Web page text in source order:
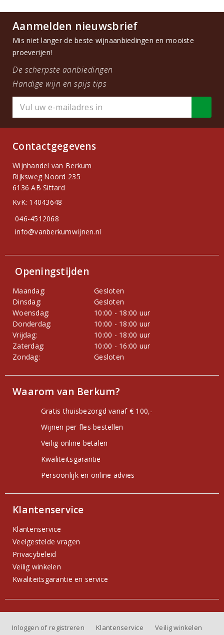
Aanmelden nieuwsbrief
Mis niet langer de beste wijnaanbiedingen en mooiste
proeverijen!
De scherpste aanbiedingen
Handige wijn en spijs tips
Contactgegevens
Wijnhandel van Berkum
Rijksweg Noord 235
6136 AB Sittard
KvK: 14043648
046-4512068
info@vanberkumwijnen.nl
Openingstijden
Maandag:
Gesloten
Dinsdag:
Gesloten
Woensdag:
10:00 - 18:00 uur
Donderdag:
10:00 - 18:00 uur
Vrijdag:
10:00 - 18:00 uur
Zaterdag:
10:00 - 16:00 uur
Zondag:
Gesloten
Waarom van Berkum?
Gratis thuisbezorgd vanaf € 100,-
Wijnen per fles bestellen
Veilig online betalen
Kwaliteitsgarantie
Persoonlijk en online advies
Klantenservice
Klantenservice
Veelgestelde vragen
Privacybeleid
Veilig winkelen
Kwaliteitsgarantie en service
Inloggen of registreren Klantenservice Veilig winkelen